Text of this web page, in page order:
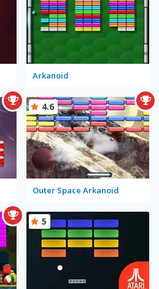
Arkanoid
Outer Space Arkanoid
4.6
5